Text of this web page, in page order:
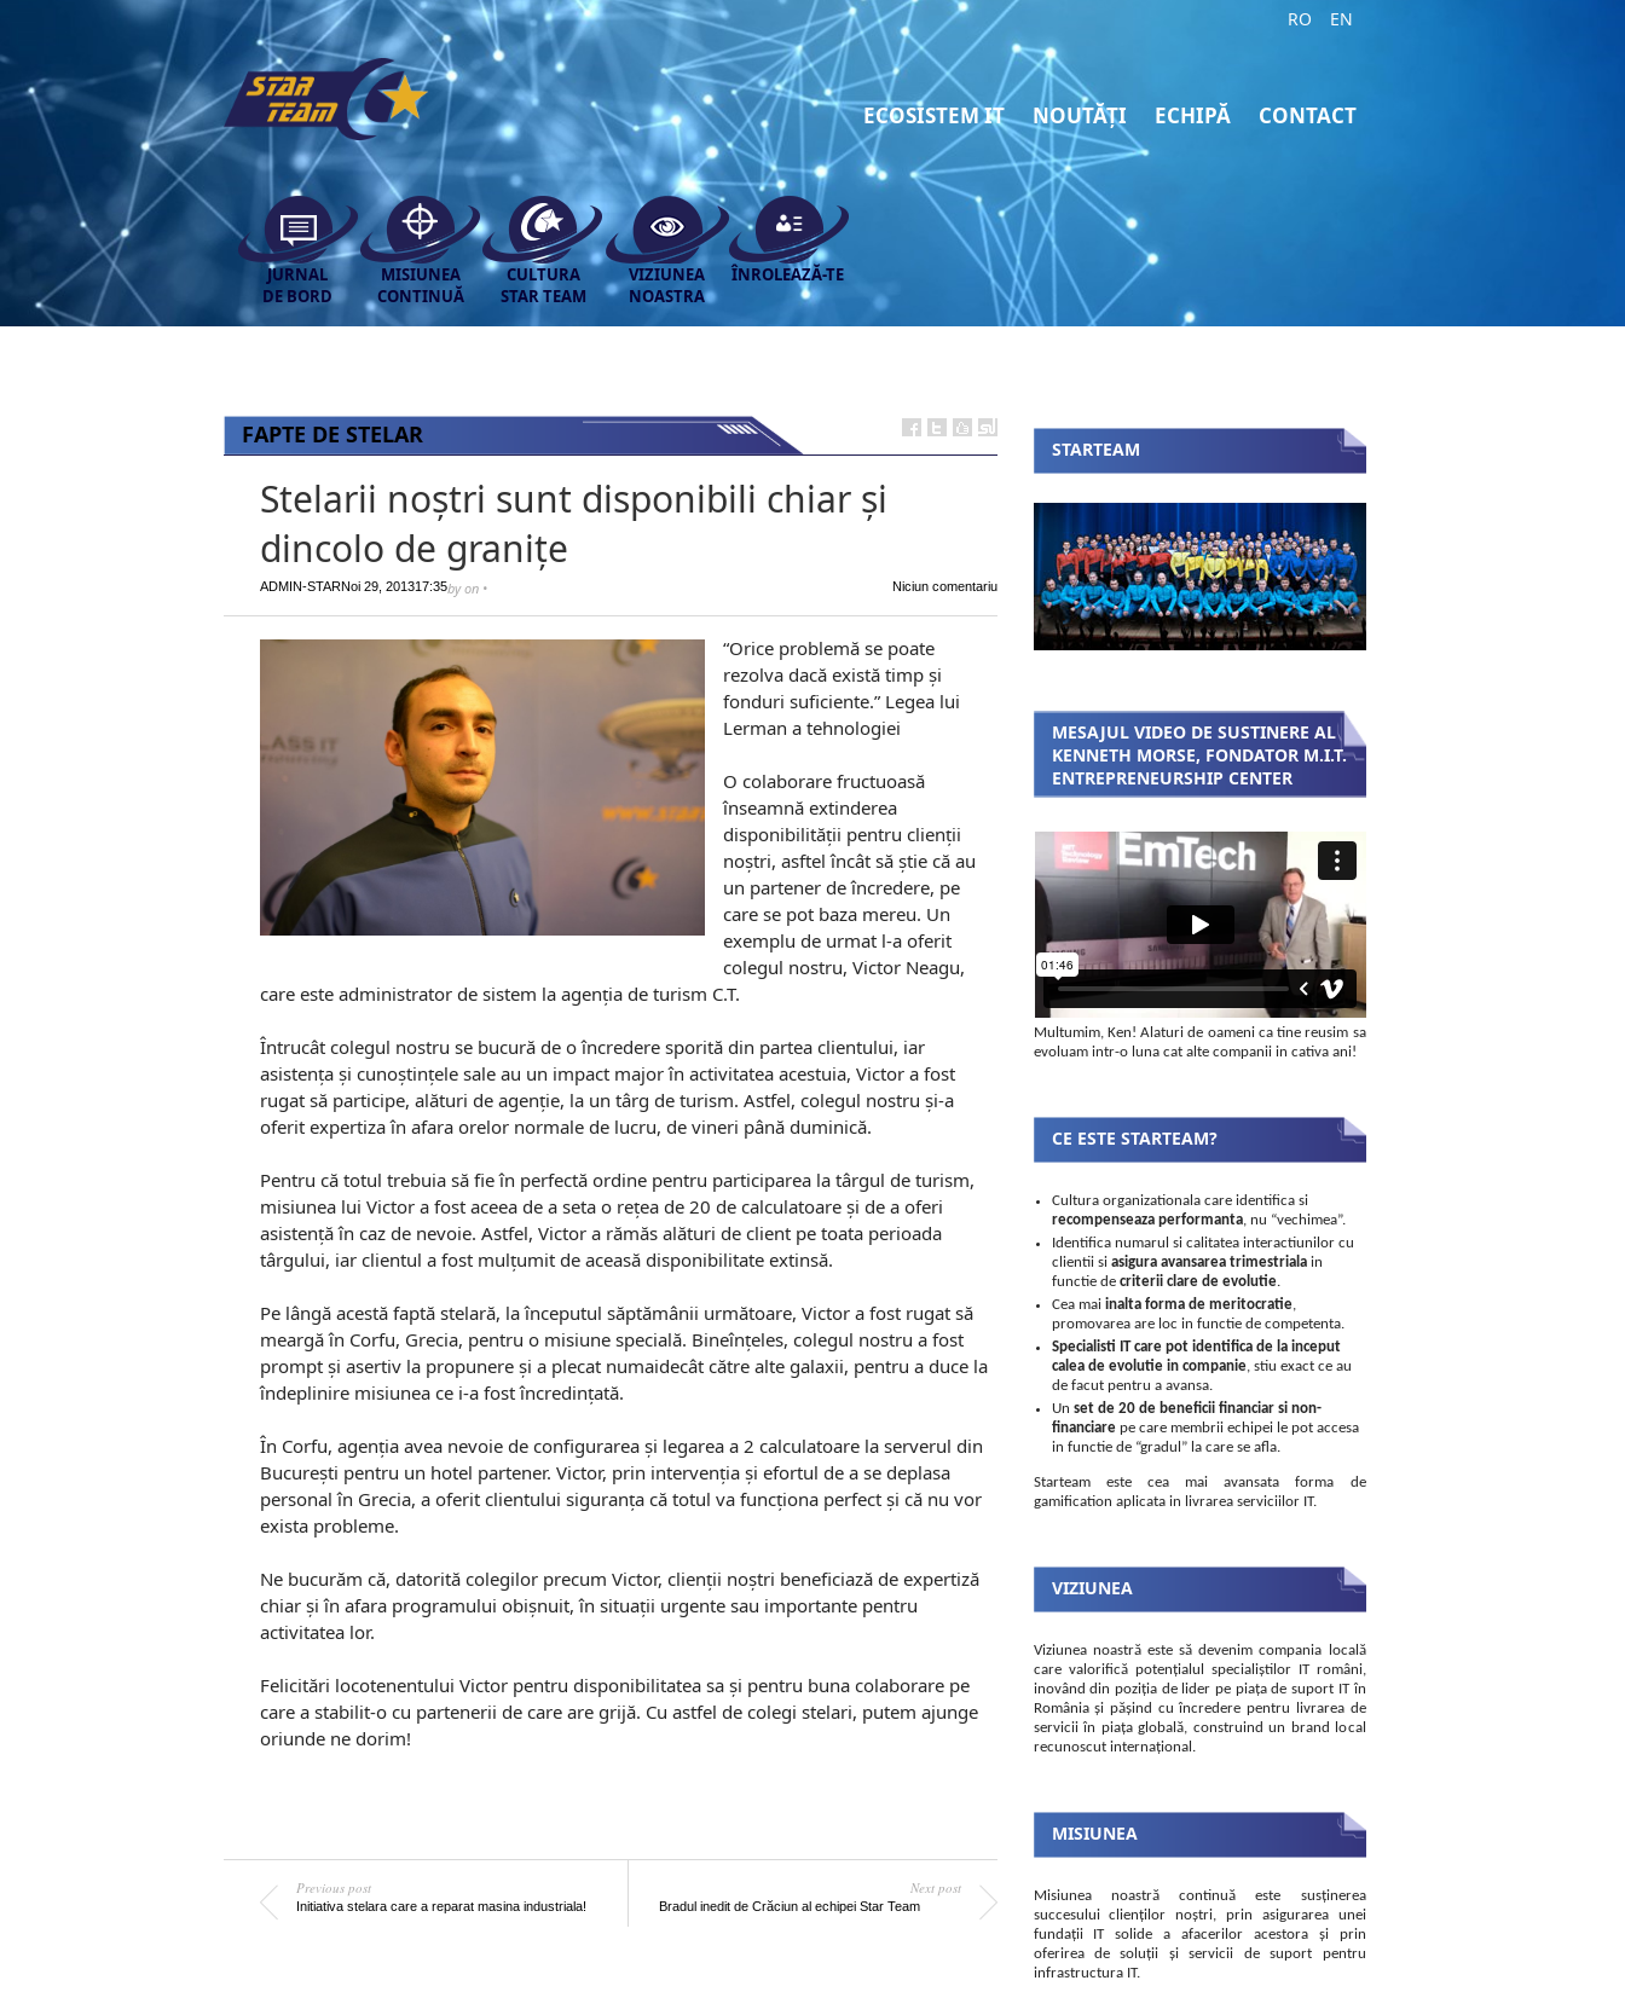
RO EN
ECOSISTEM IT NOUTĂȚI ECHIPĂ CONTACT
JURNAL
DE BORD
MISIUNEA
CONTINUĂ
CULTURA
STAR TEAM
VIZIUNEA
NOASTRA
ÎNROLEAZĂ-TE
FAPTE DE STELAR
Stelarii noștri sunt disponibili chiar și
dincolo de granițe
by
ADMIN-STAR on
Noi 29, 2013 •
17:35 Niciun comentariu
“Orice problemă se poate
rezolva dacă există timp şi
fonduri suficiente.” Legea lui
Lerman a tehnologiei
O colaborare fructuoasă
înseamnă extinderea
disponibilității pentru clienții
noștri, asftel încât să știe că au
un partener de încredere, pe
care se pot baza mereu. Un
exemplu de urmat l-a oferit
colegul nostru, Victor Neagu,
care este administrator de sistem la agenția de turism C.T.
Întrucât colegul nostru se bucură de o încredere sporită din partea clientului, iar
asistența și cunoștințele sale au un impact major în activitatea acestuia, Victor a fost
rugat să participe, alături de agenție, la un târg de turism. Astfel, colegul nostru și-a
oferit expertiza în afara orelor normale de lucru, de vineri până duminică.
Pentru că totul trebuia să fie în perfectă ordine pentru participarea la târgul de turism,
misiunea lui Victor a fost aceea de a seta o rețea de 20 de calculatoare și de a oferi
asistență în caz de nevoie. Astfel, Victor a rămăs alături de client pe toata perioada
târgului, iar clientul a fost mulțumit de aceasă disponibilitate extinsă.
Pe lângă acestă faptă stelară, la începutul săptămânii următoare, Victor a fost rugat să
meargă în Corfu, Grecia, pentru o misiune specială. Bineînțeles, colegul nostru a fost
prompt și asertiv la propunere și a plecat numaidecât către alte galaxii, pentru a duce la
îndeplinire misiunea ce i-a fost încredințată.
În Corfu, agenția avea nevoie de configurarea și legarea a 2 calculatoare la serverul din
București pentru un hotel partener. Victor, prin intervenția și efortul de a se deplasa
personal în Grecia, a oferit clientului siguranța că totul va funcționa perfect și că nu vor
exista probleme.
Ne bucurăm că, datorită colegilor precum Victor, clienții noștri beneficiază de expertiză
chiar și în afara programului obișnuit, în situații urgente sau importante pentru
activitatea lor.
Felicitări locotenentului Victor pentru disponibilitatea sa și pentru buna colaborare pe
care a stabilit-o cu partenerii de care are grijă. Cu astfel de colegi stelari, putem ajunge
oriunde ne dorim!
Previous post
Initiativa stelara care a reparat masina industriala!
Next post
Bradul inedit de Crăciun al echipei Star Team
STARTEAM
MESAJUL VIDEO DE SUSTINERE AL
KENNETH MORSE, FONDATOR M.I.T.
ENTREPRENEURSHIP CENTER
Multumim, Ken! Alaturi de oameni ca tine reusim sa
evoluam intr-o luna cat alte companii in cativa ani!
CE ESTE STARTEAM?
Cultura organizationala care identifica si
recompenseaza performanta, nu “vechimea”.
Identifica numarul si calitatea interactiunilor cu
clientii si asigura avansarea trimestrialain
functie de criterii clare de evolutie.
Cea mai inalta forma de meritocratie,
promovarea are loc in functie de competenta.
Specialisti IT care pot identifica de la inceput
calea de evolutie in companie, stiu exact ce au
de facut pentru a avansa.
Un set de 20 de beneficii financiar si non-
financiarepe care membrii echipei le pot accesa
in functie de “gradul” la care se afla.
Starteam este cea mai avansata forma de
gamification aplicata in livrarea serviciilor IT.
VIZIUNEA
Viziunea noastră este să devenim compania locală
care valorifică potențialul specialiștilor IT români,
inovând din poziția de lider pe piața de suport IT în
România și pășind cu încredere pentru livrarea de
servicii în piața globală, construind un brand local
recunoscut internațional.
MISIUNEA
Misiunea noastră continuă este susținerea
succesului clienților noștri, prin asigurarea unei
fundații IT solide a afacerilor acestora și prin
oferirea de soluții și servicii de suport pentru
infrastructura IT.